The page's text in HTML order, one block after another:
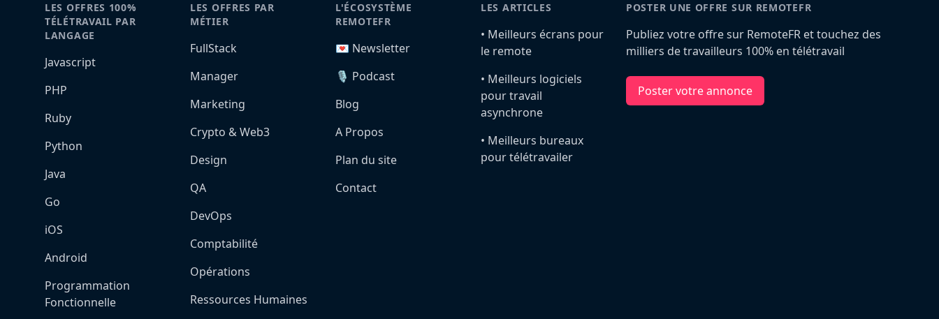
LES OFFRES 100%
TÉLÉTRAVAIL PAR
LANGAGE
Javascript
PHP
Ruby
Python
Java
Go
iOS
Android
Programmation
Fonctionnelle
LES OFFRES PAR
MÉTIER
FullStack
Manager
Marketing
Crypto & Web3
Design
QA
DevOps
Comptabilité
Opérations
Ressources Humaines
L'ÉCOSYSTÈME
REMOTEFR
💌 Newsletter
🎙️ Podcast
Blog
A Propos
Plan du site
Contact
LES ARTICLES
•️ Meilleurs écrans pour
le remote
•️ Meilleurs logiciels
pour travail
asynchrone
•️ Meilleurs bureaux
pour télétravailer
POSTER UNE OFFRE SUR REMOTEFR
Publiez votre offre sur RemoteFR et touchez des
milliers de travailleurs 100% en télétravail
Poster votre annonce